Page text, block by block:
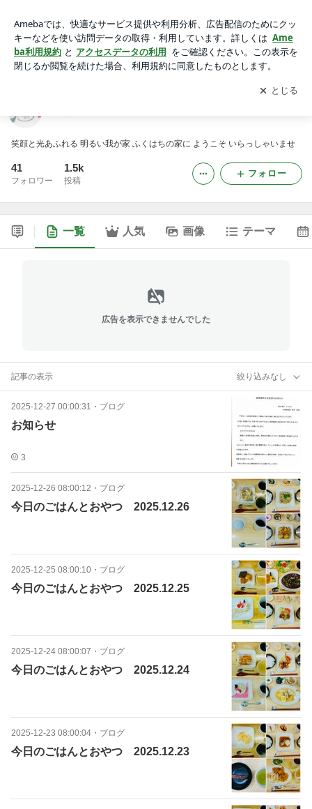
アプリをダウンロードして ブログの更新通知
を受け取りまし
ょう。
開く
笑顔と光あふれる 明るい我が家 ふくはちの家に ようこそ いらっしゃいませ
41
フォロワー
1.5k
投稿
フォロー
一覧 人気 画像 テーマ
広告を表示できませんでした
記事の表示 絞り込みなし
2025-12-27 00:00:31 ・ ブログ
お知らせ
3
2025-12-26 08:00:12 ・ ブログ
今日のごはんとおやつ 2025.12.26
2025-12-25 08:00:10 ・ ブログ
今日のごはんとおやつ 2025.12.25
2025-12-24 08:00:07 ・ ブログ
今日のごはんとおやつ 2025.12.24
2025-12-23 08:00:04 ・ ブログ
今日のごはんとおやつ 2025.12.23